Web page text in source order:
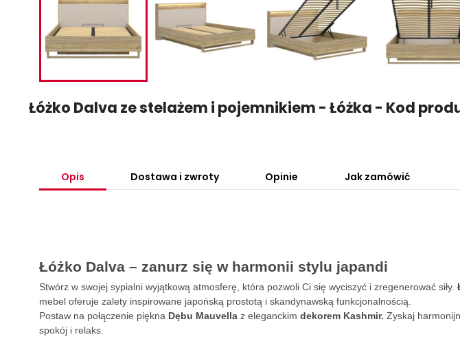
Łóżko Dalva ze stelażem i pojemnikiem - Łóżka - Kod
Opis Dostawa i zwroty Opinie Jak zamówić
Łóżko Dalva – zanurz się w harmonii stylu japandi
Stwórz w swojej sypialni wyjątkową atmosferę, która pozwoli Ci się wyciszyć i zregenerować siły.
mebel oferuje zalety inspirowane japońską prostotą i skandynawską funkcjonalnością.
Postaw na połączenie piękna Dębu Mauvella z eleganckim dekorem Kashmir. Zyskaj
spokój i relaks.